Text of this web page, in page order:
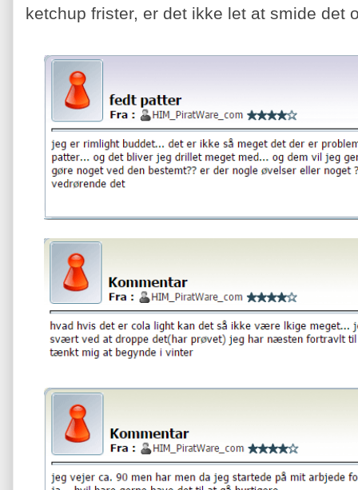
ketchup frister, er det ikke let at smide det